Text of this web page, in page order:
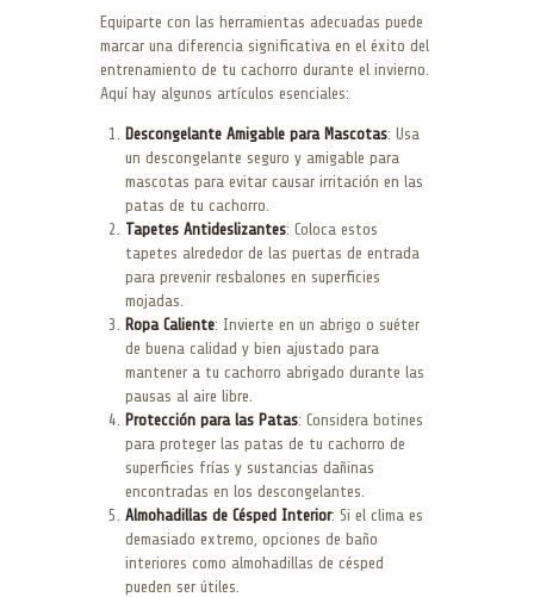
Equiparte con las herramientas adecuadas puede
marcar una diferencia significativa en el éxito del
entrenamiento de tu cachorro durante el invierno.
Aquí hay algunos artículos esenciales:
Descongelante Amigable para Mascotas: Usa
un descongelante seguro y amigable para
mascotas para evitar causar irritación en las
patas de tu cachorro.
Tapetes Antideslizantes: Coloca estos
tapetes alrededor de las puertas de entrada
para prevenir resbalones en superficies
mojadas.
Ropa Caliente: Invierte en un abrigo o suéter
de buena calidad y bien ajustado para
mantener a tu cachorro abrigado durante las
pausas al aire libre.
Protección para las Patas: Considera botines
para proteger las patas de tu cachorro de
superficies frías y sustancias dañinas
encontradas en los descongelantes.
Almohadillas de Césped Interior: Si el clima es
demasiado extremo, opciones de baño
interiores como almohadillas de césped
pueden ser útiles.